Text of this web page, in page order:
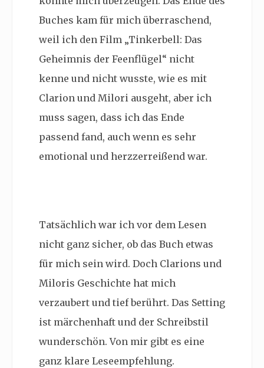
Buches kam für mich überraschend,
weil ich den Film „Tinkerbell: Das
Geheimnis der Feenflügel“ nicht
kenne und nicht wusste, wie es mit
Clarion und Milori ausgeht, aber ich
muss sagen, dass ich das Ende
passend fand, auch wenn es sehr
emotional und herzzerreißend war.
Tatsächlich war ich vor dem Lesen
nicht ganz sicher, ob das Buch etwas
für mich sein wird. Doch Clarions und
Miloris Geschichte hat mich
verzaubert und tief berührt. Das Setting
ist märchenhaft und der Schreibstil
wunderschön. Von mir gibt es eine
ganz klare Leseempfehlung.